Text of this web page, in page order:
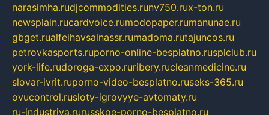
narasimha.rudjcommodities.runv750.rux-ton.ru
newsplain.rucardvoice.rumodopaper.rumanunae.ru
gbget.rualfeihavsalnassr.rumadoma.rutajuncos.ru
petrovkasports.ruporno-online-besplatno.rusplclub.ru
york-life.rudoroga-expo.ruribery.rucleanmedicine.ru
slovar-ivrit.ruporno-video-besplatno.ruseks-365.ru
ovucontrol.rusloty-igrovyye-avtomaty.ru
ru-industriya.rurusskoe-porno-besplatno.ru